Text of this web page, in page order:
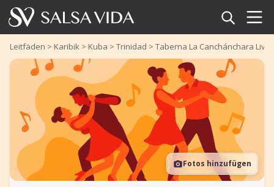
Startseite
Veranstaltungen
Nachrichten
Artikel
Videos
Leitfäden > Karibik > Kuba > Trinidad > Taberna La Canchánchara
Fotos hinzufügen